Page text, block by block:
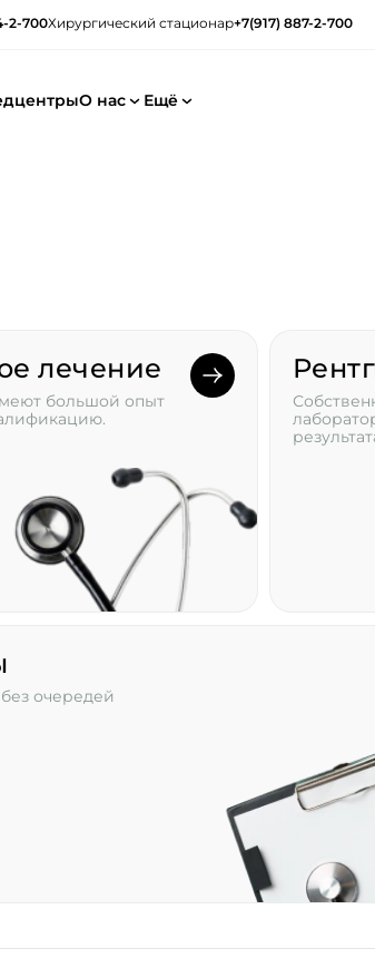
2-700Хирургический стационар+7(917) 887-2-700
О нас Ещё
лечение
большой опыт
очередей